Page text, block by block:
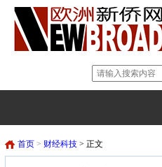
首页 > 财经科技 > 正文